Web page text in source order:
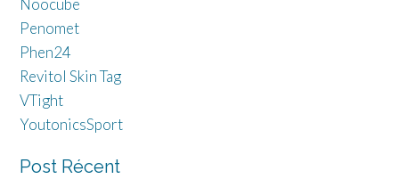
Noocube
Penomet
Phen24
Revitol Skin Tag
VTight
YoutonicsSport
Post Récent